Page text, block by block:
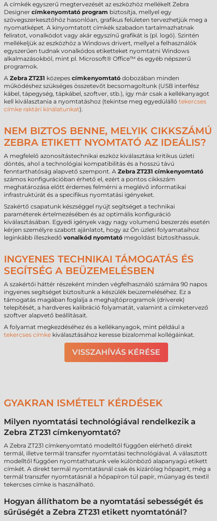
A címkék egyszerű megtervezését az eszközhöz mellékelt Zebra
Designer címkenyomtató program biztosítja, mellyel egy
szövegszerkesztőhöz hasonlóan, grafikus felületen tervezhetjük meg a
nyomatképet. A kinyomtatott címkék szabadon tartalmazhatnak
feliratot, vonalkódot vagy akár egyszínű grafikát is (pl. logó). Szintén
mellékeljük az eszközhöz a Windows drivert, mellyel a felhasználók
egyszerűen tudnak vonalkódos etiketteket nyomtatni Windows
alkalmazásokból, mint pl. Microsoft® Office™ és egyéb népszerű
programok.
A Zebra ZT231 közepes címkenyomtató dobozában minden
működéshez szükséges összetevőt becsomagoltunk (USB interfész
kábel, tápegység, tápkábel, szoftver, stb.), így már csak a kellékanyagot
kell kiválasztania a nyomtatáshoz (tekintse meg egyedülálló tekercses
címke raktári kínálatunkat).
NEM BIZTOS BENNE, MELYIK CIKKSZÁMÚ
ZEBRA ETIKETT NYOMTATÓ AZ IDEÁLIS?
A megfelelő azonosítástechnikai eszköz kiválasztása kritikus üzleti
döntés, ahol a technológiai kompatibilitás és a hosszú távú
fenntarthatóság alapvető szempont. A Zebra ZT231 címkenyomtató
számos konfigurációban érhető el, ezért a pontos cikkszám
meghatározása előtt érdemes felmérni a meglévő informatikai
infrastruktúrát és a specifikus nyomtatási igényeket.
Szakértő csapatunk készséggel nyújt segítséget a technikai
paraméterek értelmezésében és az optimális konfiguráció
kiválasztásában. Egyedi igények vagy nagy volumenű beszerzés esetén
kérjen személyre szabott ajánlatot, hogy az Ön üzleti folyamataihoz
leginkább illeszkedő vonalkód nyomtató megoldást biztosíthassuk.
INGYENES TECHNIKAI TÁMOGATÁS ÉS
SEGÍTSÉG A BEÜZEMELÉSBEN
A szakértői háttér részeként minden végfelhasználó számára 90 napos
ingyenes segítséget biztosítunk a készülék beüzemeléséhez. Ez a
támogatás magában foglalja a meghajtóprogramok (driverek)
telepítését, a hardveres kalibráció folyamatát, valamint a címketervező
szoftver alapvető beállításait.
A folyamat megkezdéséhez és a kellékanyagok, mint például a
tekercses címke kiválasztásához keresse bizalommal kollégáinkat.
VISSZAHÍVÁS KÉRÉSE
GYAKRAN ISMÉTELT KÉRDÉSEK
Milyen nyomtatási technológiával rendelkezik a
Zebra ZT231 címkenyomtató?
A Zebra ZT231 címkenyomtató modelltől függően elérhető direkt
termál, illetve termál transzfer nyomtatási technológiával. A választott
modelltől függően nyomtathatunk vele különböző alapanyagú etikett
címkét. A direkt termál nyomtatásnál csak és kizárólag hőpapírt, még a
termál transzfer nyomtatásnál a hőpapíron túl papír, műanyag és textil
tekercses címke is használható.
Hogyan állíthatom be a nyomtatási sebességét és
sűrűségét a Zebra ZT231 etikett nyomtatónál?